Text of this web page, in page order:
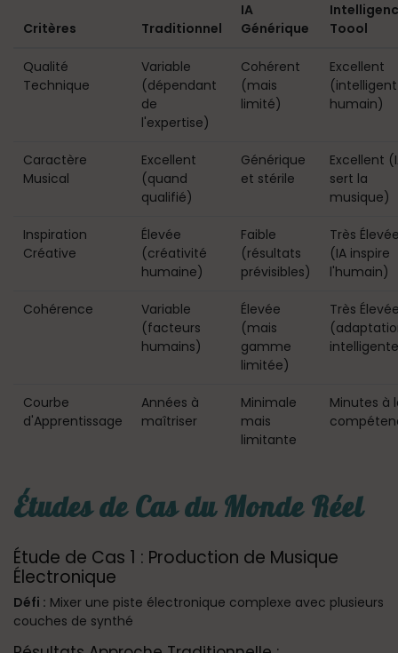
Critères Traditionnel
IA
Générique
Toool
Qualité
Technique
Variable
(dépendant
de
l'expertise)
Cohérent
(mais
limité)
Excellent
humain)
Caractère
Musical
Excellent
(quand
qualifié)
Générique
et stérile
Excellent
sert la
musique)
Inspiration
Créative
Élevée
(créativité
humaine)
Faible
(résultats
prévisibles)
Très
(IA inspire
l'humain)
Cohérence
Variable
(facteurs
humains)
Élevée
(mais
gamme
limitée)
Très
Courbe
d'Apprentissage
Années à
maîtriser
Minimale
mais
limitante
Minutes à
Études de Cas du Monde Réel
Étude de Cas 1 : Production de Musique
Électronique
Défi : Mixer une piste électronique complexe avec plusieurs
couches de synthé